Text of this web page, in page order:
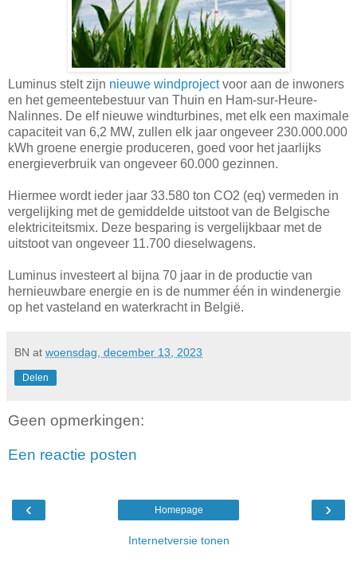
Luminus stelt zijn nieuwe windprojectvoor aan de inwoners
en het gemeentebestuur van Thuin en Ham-sur-Heure-
Nalinnes. De elf nieuwe windturbines, met elk een maximale
capaciteit van 6,2 MW, zullen elk jaar ongeveer 230.000.000
kWh groene energie produceren, goed voor het jaarlijks
energieverbruik van ongeveer 60.000 gezinnen.
Hiermee wordt ieder jaar 33.580 ton CO2 (eq) vermeden in
vergelijking met de gemiddelde uitstoot van de Belgische
elektriciteitsmix. Deze besparing is vergelijkbaar met de
uitstoot van ongeveer 11.700 dieselwagens.
Luminus investeert al bijna 70 jaar in de productie van
hernieuwbare energie en is de nummer één in windenergie
op het vasteland en waterkracht in België. ​
BN at woensdag, december 13, 2023
Delen
Geen opmerkingen:
Een reactie posten
‹ ›
Homepage
Internetversie tonen